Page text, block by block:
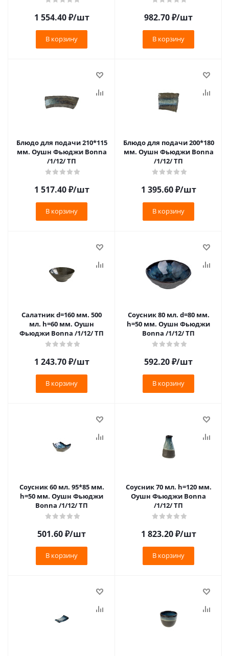
1 554.40₽/шт
В корзину
982.70₽/шт
В корзину
Блюдо для подачи 210*115
мм. Оушн Фьюджи Bonna
/1/12/ ТП
1 517.40₽/шт
В корзину
Блюдо для подачи 200*180
мм. Оушн Фьюджи Bonna
/1/12/ ТП
1 395.60₽/шт
В корзину
Салатник d=160 мм. 500
мл. h=60 мм. Оушн
Фьюджи Bonna /1/12/ ТП
1 243.70₽/шт
В корзину
Соусник 80 мл. d=80 мм.
h=50 мм. Оушн Фьюджи
Bonna /1/12/ ТП
592.20₽/шт
В корзину
Соусник 60 мл. 95*85 мм.
h=50 мм. Оушн Фьюджи
Bonna /1/12/ ТП
501.60₽/шт
В корзину
Соусник 70 мл. h=120 мм.
Оушн Фьюджи Bonna
/1/12/ ТП
1 823.20₽/шт
В корзину